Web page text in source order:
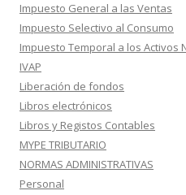
Impuesto General a las Ventas
Impuesto Selectivo al Consumo
Impuesto Temporal a los Activos
IVAP
Liberación de fondos
Libros electrónicos
Libros y Registos Contables
MYPE TRIBUTARIO
NORMAS ADMINISTRATIVAS
Personal